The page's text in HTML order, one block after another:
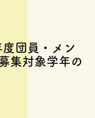
団員・メン
集対象学年の